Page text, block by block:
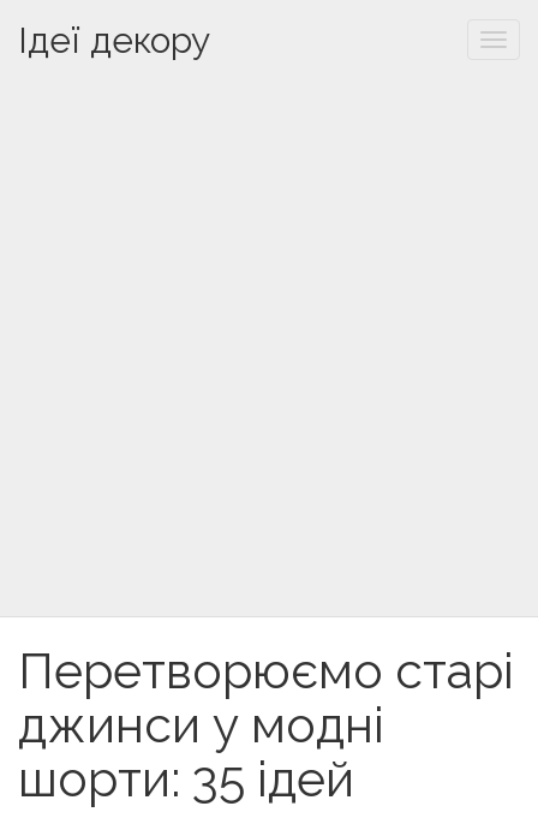
Ідеї декору
Перетворюємо старі
джинси у модні
шорти: 35 ідей